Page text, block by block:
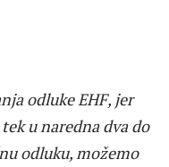
odluke EHF, jer
u naredna dva do
odluku, možemo